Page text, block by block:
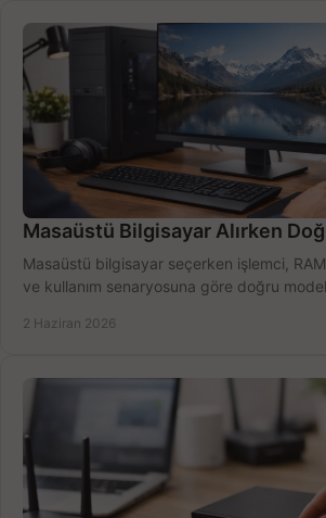
Masaüstü Bilgisayar Alırken
Masaüstü bilgisayar seçerken işlemci,
ve kullanım senaryosuna göre doğru
2 Haziran 2026